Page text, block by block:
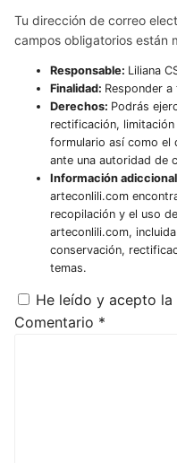
Tu dirección de correo
campos obligatorios están
Comentario *
Responsable: Liliana
Finalidad: Responder
Derechos: Podrás
rectificación,
formulario así como el
ante una autoridad de
Información
arteconlili.com
recopilación y el uso
arteconlili.com,
conservación,
temas.
He leído y acepto la